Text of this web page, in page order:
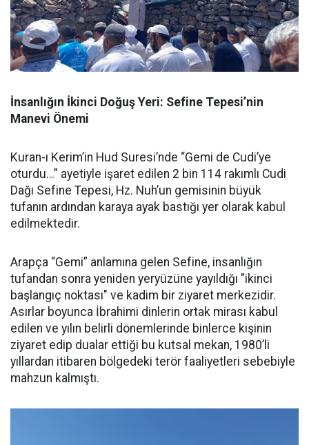
İnsanlığın İkinci Doğuş Yeri: Sefine Tepesi’nin
Manevi Önemi
Kuran-ı Kerim’in Hud Suresi’nde “Gemi de Cudi’ye
oturdu...” ayetiyle işaret edilen 2 bin 114 rakımlı Cudi
Dağı Sefine Tepesi, Hz. Nuh’un gemisinin büyük
tufanın ardından karaya ayak bastığı yer olarak kabul
edilmektedir.
Arapça “Gemi” anlamına gelen Sefine, insanlığın
tufandan sonra yeniden yeryüzüne yayıldığı "ikinci
başlangıç noktası" ve kadim bir ziyaret merkezidir.
Asırlar boyunca İbrahimi dinlerin ortak mirası kabul
edilen ve yılın belirli dönemlerinde binlerce kişinin
ziyaret edip dualar ettiği bu kutsal mekan, 1980’li
yıllardan itibaren bölgedeki terör faaliyetleri sebebiyle
mahzun kalmıştı.